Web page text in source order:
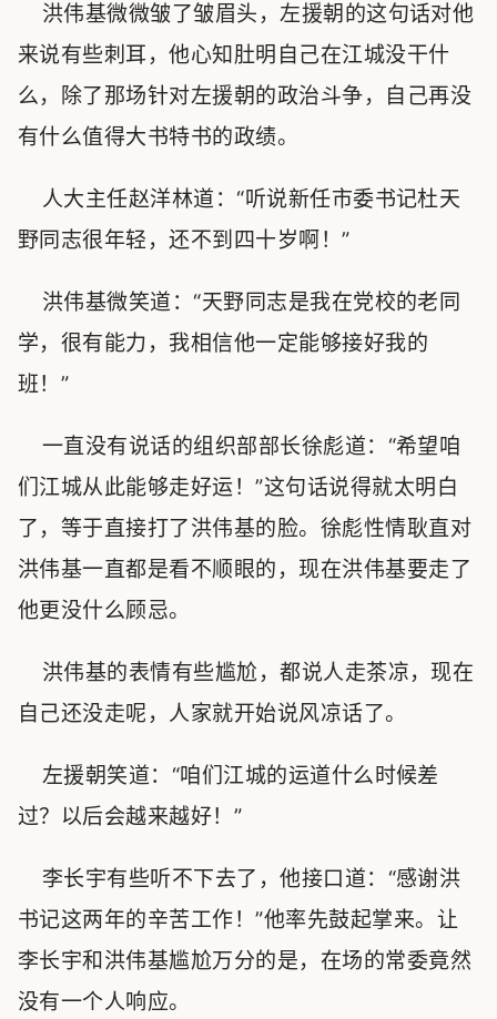
洪伟基微微皱了皱眉头，左援朝的这句话对他
来说有些刺耳，他心知肚明自己在江城没干什
么，除了那场针对左援朝的政治斗争，自己再没
有什么值得大书特书的政绩。
人大主任赵洋林道：“听说新任市委书记杜天
野同志很年轻，还不到四十岁啊！”
洪伟基微笑道：“天野同志是我在党校的老同
学，很有能力，我相信他一定能够接好我的
班！”
一直没有说话的组织部部长徐彪道：“希望咱
们江城从此能够走好运！”这句话说得就太明白
了，等于直接打了洪伟基的脸。徐彪性情耿直对
洪伟基一直都是看不顺眼的，现在洪伟基要走了
他更没什么顾忌。
洪伟基的表情有些尴尬，都说人走茶凉，现在
自己还没走呢，人家就开始说风凉话了。
左援朝笑道：“咱们江城的运道什么时候差
过？以后会越来越好！”
李长宇有些听不下去了，他接口道：“感谢洪
书记这两年的辛苦工作！”他率先鼓起掌来。让
李长宇和洪伟基尴尬万分的是，在场的常委竟然
没有一个人响应。